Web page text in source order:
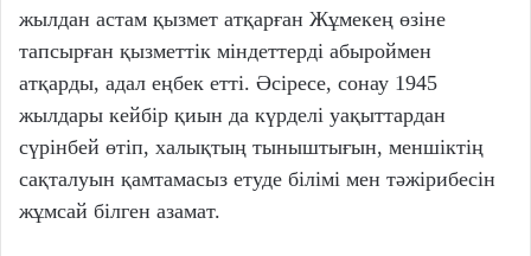
жылдан астам қызмет атқарған Жұмекең өзіне
тапсырған қызметтік міндеттерді абыроймен
атқарды, адал еңбек етті. Әсіресе, сонау 1945
жылдары кейбір қиын да күрделі уақыттардан
сүрінбей өтіп, халықтың тыныштығын, меншіктің
сақталуын қамтамасыз етуде білімі мен тәжірибесін
жұмсай білген азамат.